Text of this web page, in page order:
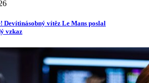
Devítinásobný vítěz Le Mans poslal
vzkaz